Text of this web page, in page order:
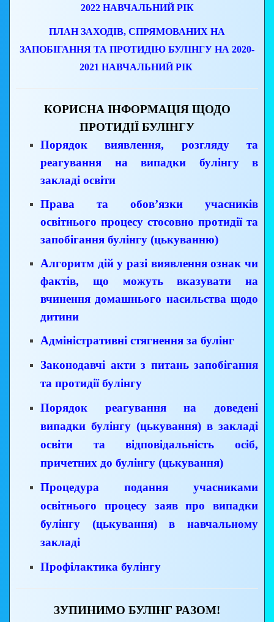
2022 НАВЧАЛЬНИЙ РІК
ПЛАН ЗАХОДІВ, СПРЯМОВАНИХ НА
ЗАПОБІГАННЯ ТА ПРОТИДІЮ БУЛІНГУ НА 2020-
2021 НАВЧАЛЬНИЙ РІК
КОРИСНА ІНФОРМАЦІЯ ЩОДО
ПРОТИДІЇ БУЛІНГУ
Порядок виявлення, розгляду та
реагування на випадки булінгу в
закладі освіти
Права та обов’язки учасників
освітнього процесу стосовно протидії та
запобігання булінгу (цькуванню)
Алгоритм дій у разі виявлення ознак чи
фактів, що можуть вказувати на
вчинення домашнього насильства щодо
дитини
Адміністративні стягнення за булінг
Законодавчі акти з питань запобігання
та протидії булінгу
Порядок реагування на доведені
випадки булінгу (цькування) в закладі
освіти та відповідальність осіб,
причетних до булінгу (цькування)
Процедура подання учасниками
освітнього процесу заяв про випадки
булінгу (цькування) в навчальному
закладі
Профілактика булінгу
ЗУПИНИМО БУЛІНГ РАЗОМ!